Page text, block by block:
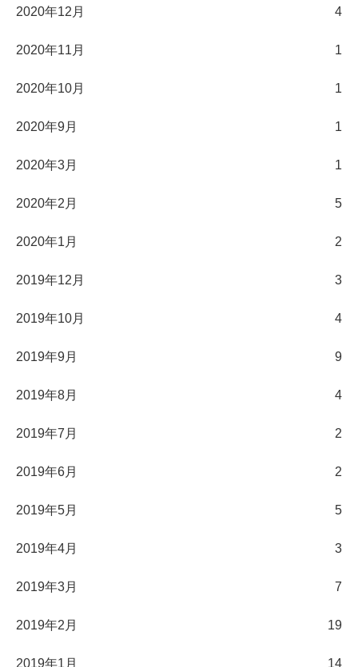
2020年12月 4
2020年11月 1
2020年10月 1
2020年9月 1
2020年3月 1
2020年2月 5
2020年1月 2
2019年12月 3
2019年10月 4
2019年9月 9
2019年8月 4
2019年7月 2
2019年6月 2
2019年5月 5
2019年4月 3
2019年3月 7
2019年2月 19
2019年1月 14